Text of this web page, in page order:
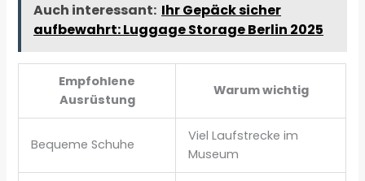
Auch interessant: Ihr Gepäck sicher
aufbewahrt: Luggage Storage Berlin 2025
Empfohlene
Ausrüstung
Warum wichtig
Bequeme Schuhe
Viel Laufstrecke im
Museum